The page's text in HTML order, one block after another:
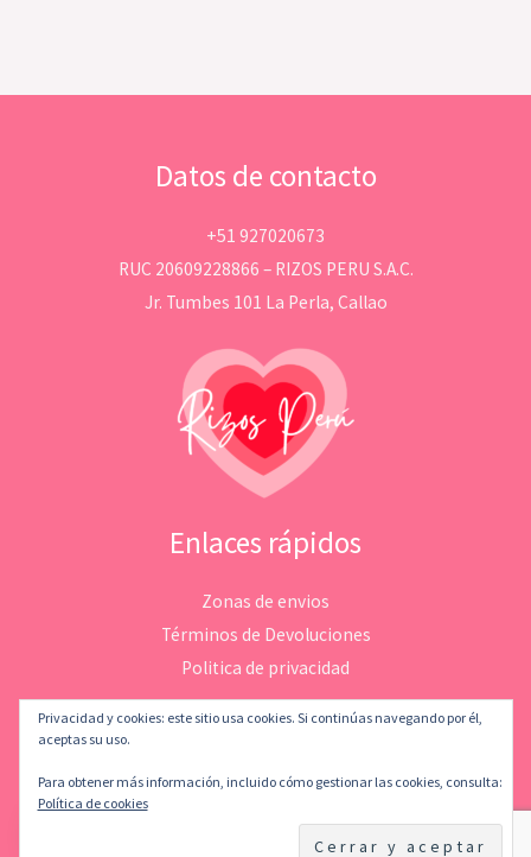
Datos de contacto
+51 927020673
RUC 20609228866 – RIZOS PERU S.A.C.
Jr. Tumbes 101 La Perla, Callao
Enlaces rápidos
Zonas de envios
Términos de Devoluciones
Politica de privacidad
Copyright © 2026 Rizosperu | Desarrollado por LeMatStudio
Privacidad y cookies: este sitio usa cookies. Si continúas navegando por él,
aceptas su uso.
Para obtener más información, incluido cómo gestionar las cookies, consulta:
Política de cookies